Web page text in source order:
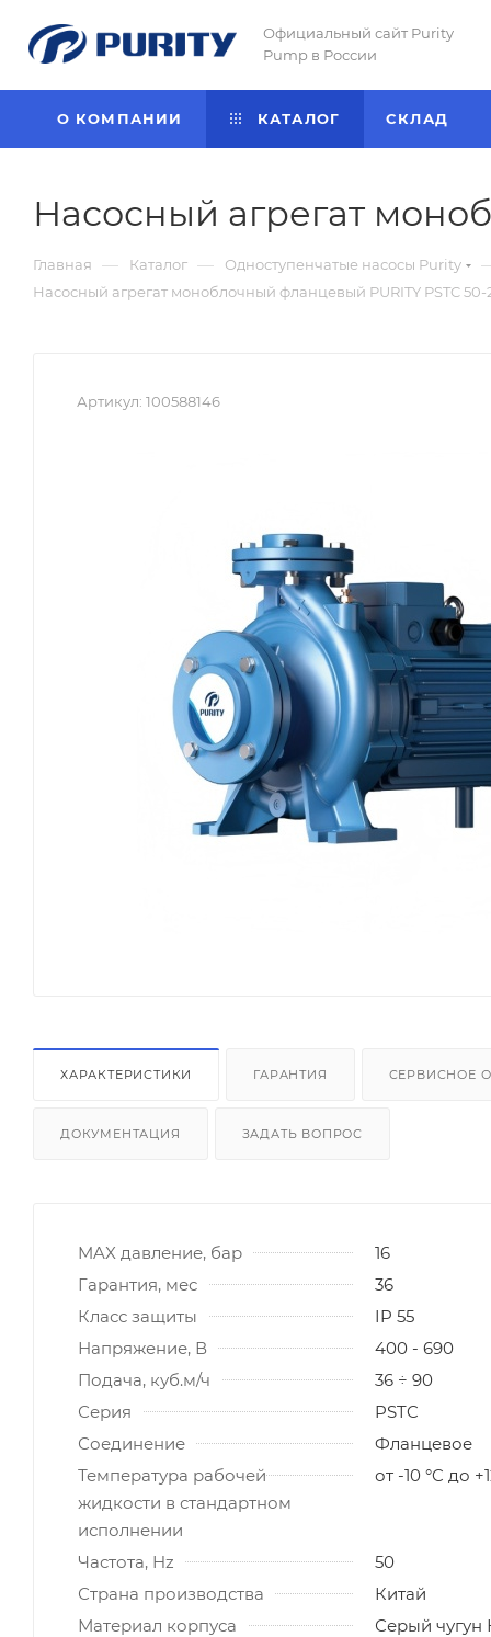
Официальный сайт Purity
Pump в России
О КОМПАНИИ КАТАЛОГ CКЛАД
Насосный агрегат
Главная — Каталог — Одноступенчатые насосы Purity
Насосный агрегат моноблочный фланцевый PURITY PSTC 50-
Артикул: 100588146
ХАРАКТЕРИСТИКИ ГАРАНТИЯ СЕРВИСНОЕ
ДОКУМЕНТАЦИЯ ЗАДАТЬ ВОПРОС
MAX давление, бар
16
Гарантия, мес
36
Класс защиты
IP 55
Напряжение, В
400 - 690
Подача, куб.м/ч
36 ÷ 90
Серия
PSTC
Соединение
Фланцевое
Температура рабочей
жидкости в стандартном
исполнении
от -10 °C до
Частота, Hz
50
Страна производства
Китай
Материал корпуса
Серый чугун